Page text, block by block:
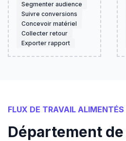
Segmenter audience
Suivre conversions
Concevoir matériel
Collecter retour
Exporter rapport
FLUX DE TRAVAIL ALIMENTÉS
Département